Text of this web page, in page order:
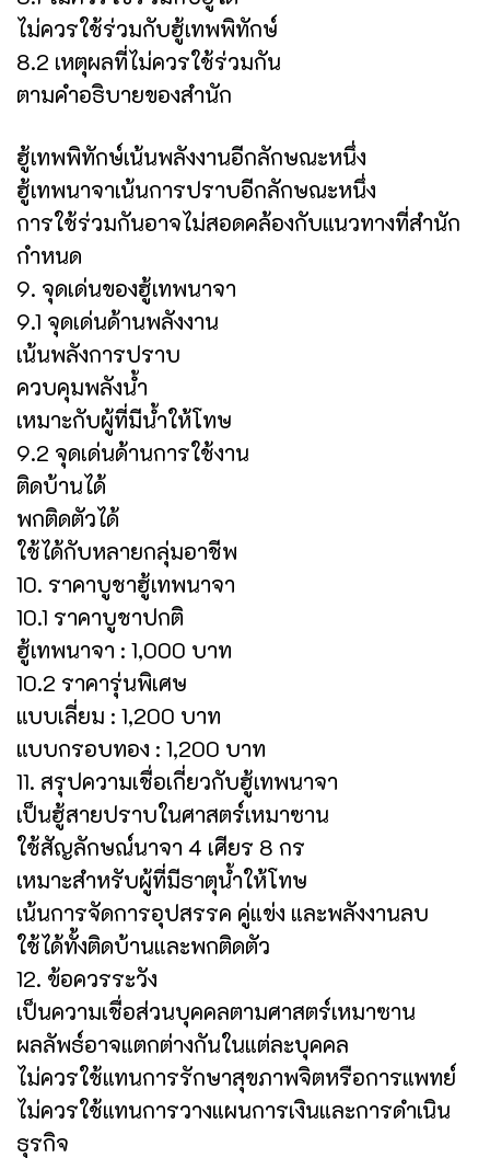
ไม่ควรใช้ร่วมกับฮู้เทพพิทักษ์
8.2 เหตุผลที่ไม่ควรใช้ร่วมกัน
ตามคำอธิบายของสำนัก
ฮู้เทพพิทักษ์เน้นพลังงานอีกลักษณะหนึ่ง
ฮู้เทพนาจาเน้นการปราบอีกลักษณะหนึ่ง
การใช้ร่วมกันอาจไม่สอดคล้องกับแนวทางที่สำนัก
กำหนด
9. จุดเด่นของฮู้เทพนาจา
9.1 จุดเด่นด้านพลังงาน
เน้นพลังการปราบ
ควบคุมพลังน้ำ
เหมาะกับผู้ที่มีน้ำให้โทษ
9.2 จุดเด่นด้านการใช้งาน
ติดบ้านได้
พกติดตัวได้
ใช้ได้กับหลายกลุ่มอาชีพ
10. ราคาบูชาฮู้เทพนาจา
10.1 ราคาบูชาปกติ
ฮู้เทพนาจา : 1,000 บาท
10.2 ราคารุ่นพิเศษ
แบบเลี่ยม : 1,200 บาท
แบบกรอบทอง : 1,200 บาท
11. สรุปความเชื่อเกี่ยวกับฮู้เทพนาจา
เป็นฮู้สายปราบในศาสตร์เหมาซาน
ใช้สัญลักษณ์นาจา 4 เศียร 8 กร
เหมาะสำหรับผู้ที่มีธาตุน้ำให้โทษ
เน้นการจัดการอุปสรรค คู่แข่ง และพลังงานลบ
ใช้ได้ทั้งติดบ้านและพกติดตัว
12. ข้อควรระวัง
เป็นความเชื่อส่วนบุคคลตามศาสตร์เหมาซาน
ผลลัพธ์อาจแตกต่างกันในแต่ละบุคคล
ไม่ควรใช้แทนการรักษาสุขภาพจิตหรือการแพทย์
ไม่ควรใช้แทนการวางแผนการเงินและการดำเนิน
ธุรกิจ